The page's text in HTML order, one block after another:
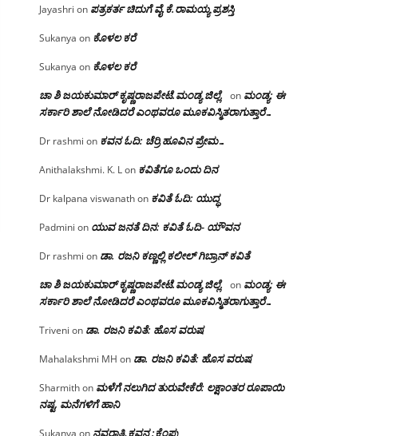
Jayashri on ಪತ್ರಕರ್ತ ಚಿದುಗೆ ವೈ.ಕೆ.ರಾಮಯ್ಯ ಪ್ರಶಸ್ತಿ
Sukanya on ಕೊಳಲ ಕರೆ
Sukanya on ಕೊಳಲ ಕರೆ
ಚಾ ಶಿ ಜಯಕುಮಾರ್ ಕೃಷ್ಣರಾಜಪೇಟೆ.ಮಂಡ್ಯ ಜಿಲ್ಲೆ. on ಮಂಡ್ಯ: ಈ
ಸರ್ಕಾರಿ ಶಾಲೆ ನೋಡಿದರೆ ಎಂಥವರೂ ಮೂಕವಿಸ್ಮಿತರಾಗುತ್ತಾರೆ…
Dr rashmi on ಕವನ ಓದಿ: ಚೆರ್ರಿ ಹೂವಿನ ಪ್ರೇಮ…
Anithalakshmi. K. Lon ಕವಿತೆಗೂ ಒಂದು ದಿನ
Dr kalpana viswanathon ಕವಿತೆ ಓದಿ: ಯುದ್ಧ
Padmini on ಯುವ ಜನತೆ ದಿನ: ಕವಿತೆ ಓದಿ- ಯೌವನ
Dr rashmi on ಡಾ. ರಜನಿ‌ ಕಣ್ಣಲ್ಲಿ ಕಲೀಲ್ ಗಿಬ್ರಾನ್ ಕವಿತೆ
ಚಾ ಶಿ ಜಯಕುಮಾರ್ ಕೃಷ್ಣರಾಜಪೇಟೆ.ಮಂಡ್ಯ ಜಿಲ್ಲೆ. on ಮಂಡ್ಯ: ಈ
ಸರ್ಕಾರಿ ಶಾಲೆ ನೋಡಿದರೆ ಎಂಥವರೂ ಮೂಕವಿಸ್ಮಿತರಾಗುತ್ತಾರೆ…
Triveni on ಡಾ. ರಜನಿ ಕವಿತೆ: ಹೊಸ ವರುಷ
Mahalakshmi MH on ಡಾ. ರಜನಿ ಕವಿತೆ: ಹೊಸ ವರುಷ
Sharmithon ಮಳೆಗೆ ನಲುಗಿದ ತುರುವೇಕೆರೆ: ಲಕ್ಷಾಂತರ ರೂಪಾಯಿ
ನಷ್ಟ, ಮನೆಗಳಿಗೆ ಹಾನಿ
Sukanya on ನವರಾತ್ರಿ ಕವನ :ಕೆಂಪು